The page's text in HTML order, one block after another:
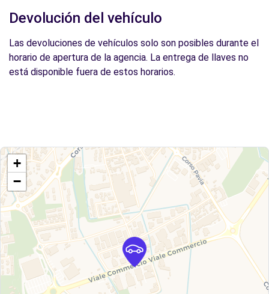
Devolución del vehículo
Las devoluciones de vehículos solo son posibles durante el
horario de apertura de la agencia. La entrega de llaves no
está disponible fuera de estos horarios.
+
−